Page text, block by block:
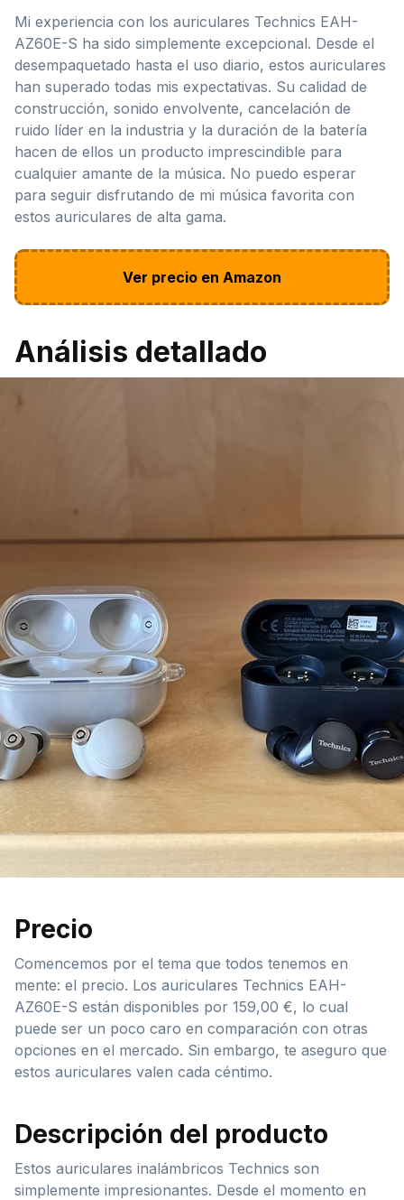
Mi experiencia con los auriculares Technics EAH-
AZ60E-S ha sido simplemente excepcional. Desde el
desempaquetado hasta el uso diario, estos auriculares
han superado todas mis expectativas. Su calidad de
construcción, sonido envolvente, cancelación de
ruido líder en la industria y la duración de la batería
hacen de ellos un producto imprescindible para
cualquier amante de la música. No puedo esperar
para seguir disfrutando de mi música favorita con
estos auriculares de alta gama.
Ver precio en Amazon
Análisis detallado
Precio
Comencemos por el tema que todos tenemos en
mente: el precio. Los auriculares Technics EAH-
AZ60E-S están disponibles por 159,00 €, lo cual
puede ser un poco caro en comparación con otras
opciones en el mercado. Sin embargo, te aseguro que
estos auriculares valen cada céntimo.
Descripción del producto
Estos auriculares inalámbricos Technics son
simplemente impresionantes. Desde el momento en